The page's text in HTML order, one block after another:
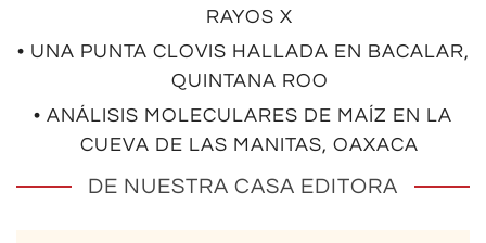
RAYOS X
• UNA PUNTA CLOVIS HALLADA EN BACALAR,
QUINTANA ROO
• ANÁLISIS MOLECULARES DE MAÍZ EN LA
CUEVA DE LAS MANITAS, OAXACA
DE NUESTRA CASA EDITORA